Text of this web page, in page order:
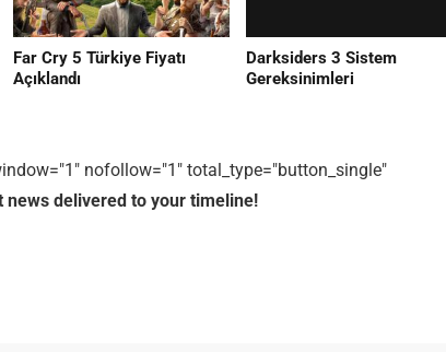
Far Cry 5 Türkiye Fiyatı
Açıklandı
Darksiders 3 Sistem
Gereksinimleri
nofollow="1" total_type="button_single"
news delivered to your timeline!